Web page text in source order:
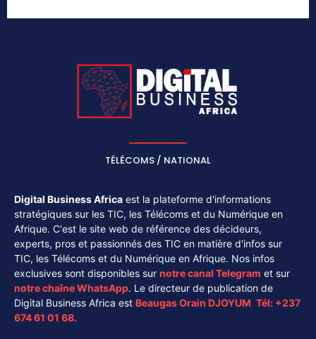
TÉLÉCOMS / NATIONAL
Digital Business Africa est la plateforme d'informations
stratégiques sur les TIC, les Télécoms et du Numérique en
Afrique. C'est le site web de référence des décideurs,
experts, pros et passionnés des TIC en matière d'infos sur
TIC, les Télécoms et du Numérique en Afrique. Nos infos
exclusives sont disponibles sur notre canal Telegram et sur
notre chaîneWhatsApp. Le directeur de publication de
Digital Business Africa est Beaugas Orain DJOYUM. Tél: +237
674 61 01 68.